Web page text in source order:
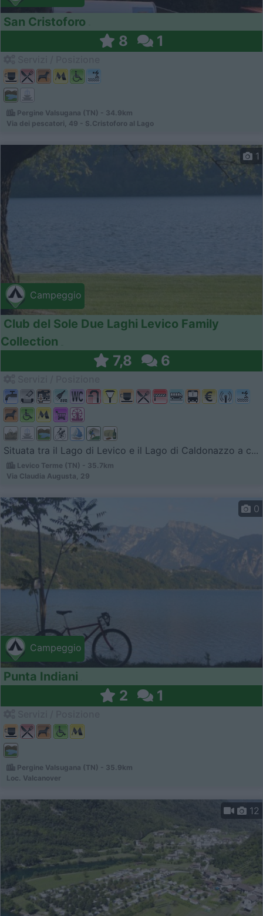
San Cristoforo
8 1
Pergine Valsugana (TN) - 34.9km
Via dei pescatori, 49 - S.Cristoforo al Lago
Campeggio
1
Club del Sole Due Laghi Levico Family
Collection
7,8 6
Situata tra il Lago di Levico e il Lago di Caldonazzo a c...
Levico Terme (TN) - 35.7km
Via Claudia Augusta, 29
Campeggio
0
Punta Indiani
2 1
Pergine Valsugana (TN) - 35.9km
Loc. Valcanover
12